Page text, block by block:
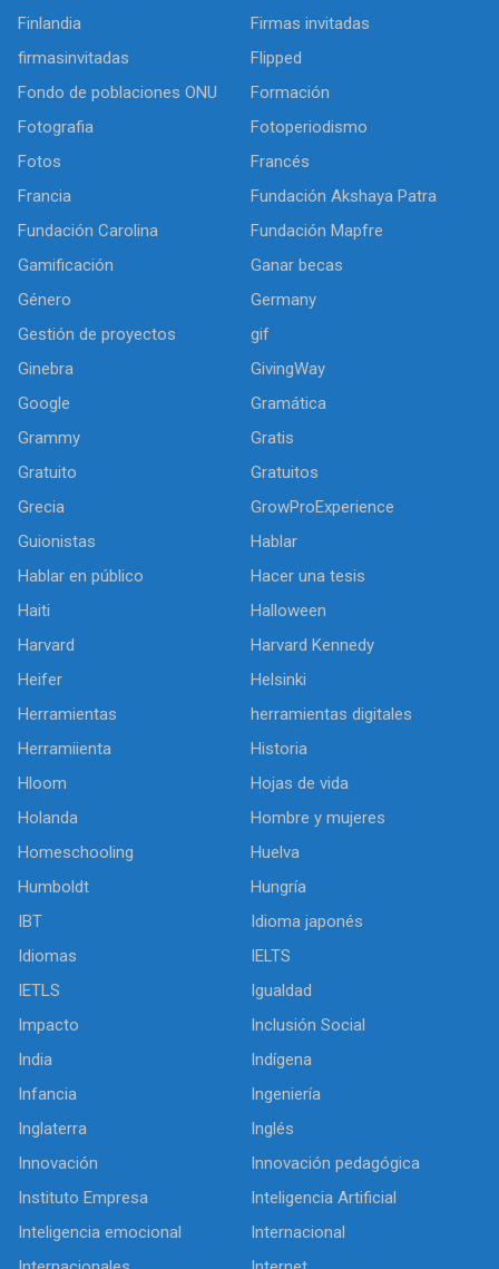
Finlandia
Firmas invitadas
firmasinvitadas
Flipped
Fondo de poblaciones ONU
Formación
Fotografia
Fotoperiodismo
Fotos
Francés
Francia
Fundación Akshaya Patra
Fundación Carolina
Fundación Mapfre
Gamificación
Ganar becas
Género
Germany
Gestión de proyectos
gif
Ginebra
GivingWay
Google
Gramática
Grammy
Gratis
Gratuito
Gratuitos
Grecia
GrowProExperience
Guionistas
Hablar
Hablar en público
Hacer una tesis
Haiti
Halloween
Harvard
Harvard Kennedy
Heifer
Helsinki
Herramientas
herramientas digitales
Herramiienta
Historia
Hloom
Hojas de vida
Holanda
Hombre y mujeres
Homeschooling
Huelva
Humboldt
Hungría
IBT
Idioma japonés
Idiomas
IELTS
IETLS
Igualdad
Impacto
Inclusión Social
India
Indígena
Infancia
Ingeniería
Inglaterra
Inglés
Innovación
Innovación pedagógica
Instituto Empresa
Inteligencia Artificial
Inteligencia emocional
Internacional